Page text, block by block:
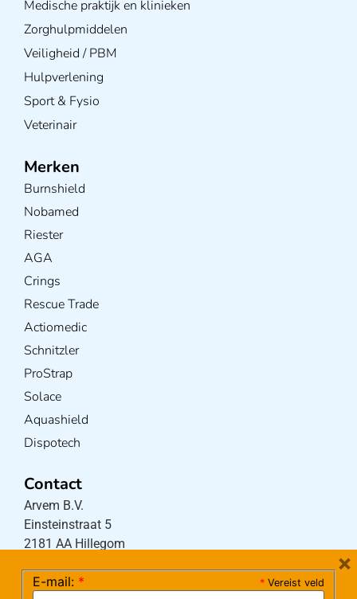
Medische praktijk en klinieken
Zorghulpmiddelen
Veiligheid / PBM
Hulpverlening
Sport & Fysio
Veterinair
Merken
Burnshield
Nobamed
Riester
AGA
Crings
Rescue Trade
Actiomedic
Schnitzler
ProStrap
Solace
Aquashield
Dispotech
Contact
Arvem B.V.
Einsteinstraat 5
2181 AA Hillegom
* Vereist veld
E-mail: *
×